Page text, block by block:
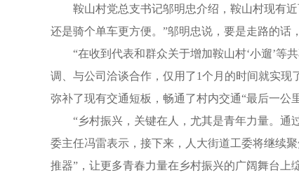
鞍山村党总支书记邬明忠介绍，鞍山村现有
还是骑个单车更方便。”邬明忠说，要是走路的话
“在收到代表和群众关于增加鞍山村‘小遛’
调、与公司洽谈合作，仅用了1个月的时间就实现
弥补了现有交通短板，畅通了村内交通“最后一公里
“乡村振兴，关键在人，尤其是青年力量。通
委主任冯雷表示，接下来，人大街道工委将继续
推器”，让更多青春力量在乡村振兴的广阔舞台上